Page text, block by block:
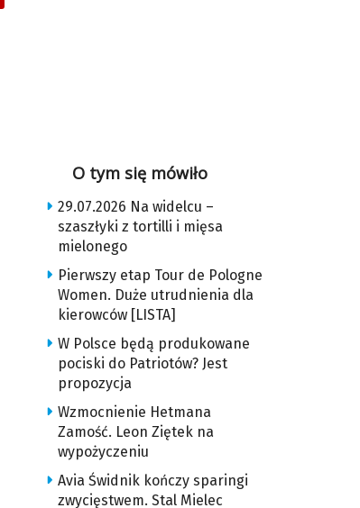
O tym się mówiło
29.07.2026 Na widelcu –
szaszłyki z tortilli i mięsa
mielonego
Pierwszy etap Tour de Pologne
Women. Duże utrudnienia dla
kierowców [LISTA]
W Polsce będą produkowane
pociski do Patriotów? Jest
propozycja
Wzmocnienie Hetmana
Zamość. Leon Ziętek na
wypożyczeniu
Avia Świdnik kończy sparingi
zwycięstwem. Stal Mielec